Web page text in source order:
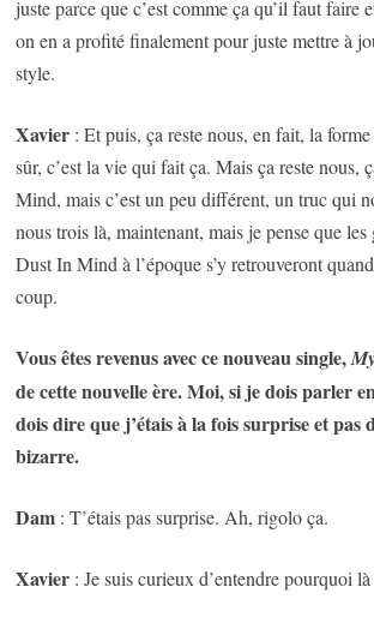
juste parce que c’est comme ça qu’il faut faire
on en a profité finalement pour juste mettre à
style.
Xavier : Et puis, ça reste nous, en fait, la
sûr, c’est la vie qui fait ça. Mais ça reste nous,
Mind, mais c’est un peu différent, un truc qui
nous trois là, maintenant, mais je pense que
Dust In Mind à l’époque s’y retrouveront
coup.
Vous êtes revenus avec ce nouveau single,
de cette nouvelle ère. Moi, si je dois parler
dois dire que j’étais à la fois surprise et pas
bizarre.
Dam : T’étais pas surprise. Ah, rigolo ça.
Xavier : Je suis curieux d’entendre pourquoi